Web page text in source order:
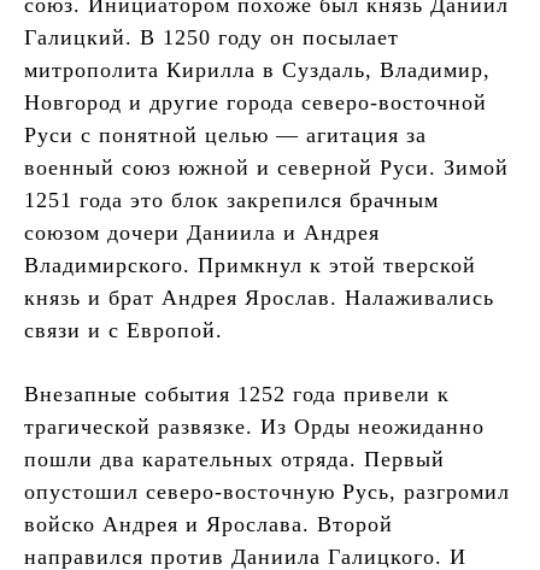
Галицкий. В 1250 году он посылает
митрополита Кирилла в Суздаль, Владимир,
Новгород и другие города северо-восточной
Руси с понятной целью — агитация за
военный союз южной и северной Руси. Зимой
1251 года это блок закрепился брачным
союзом дочери Даниила и Андрея
Владимирского. Примкнул к этой тверской
князь и брат Андрея Ярослав. Налаживались
связи и с Европой.
Внезапные события 1252 года привели к
трагической развязке. Из Орды неожиданно
пошли два карательных отряда. Первый
опустошил северо-восточную Русь, разгромил
войско Андрея и Ярослава. Второй
направился против Даниила Галицкого. И